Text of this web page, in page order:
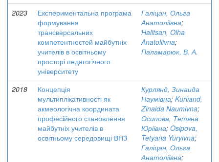
2023
Експериментальна програма
формування
трансверсальних
компетентностей майбутніх
учителів в освітньому
просторі педагогічного
університету
Галіцан, Ольга
Анатоліївна;
Halitsan, Olha
Anatoliivna;
Паламарюк, В. А.
2018
Концепція
мультиплікативності як
акмеологічна координата
професійного становлення
майбутніх учителів в
освітньому середовищі ВНЗ
Курлянд, Зинаида
Наумівна; Kurlіand,
Zinaida Naumivna;
Осипова, Тетяна
Юріївна; Osipova,
Tetyana Yuryivna;
Галіцан, Ольга
Анатоліївна;